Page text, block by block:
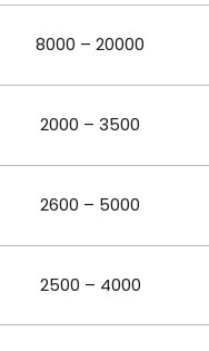
8000 – 20000
2000 – 3500
2600 – 5000
2500 – 4000